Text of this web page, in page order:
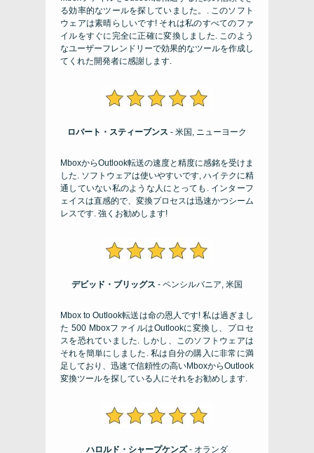
る効率的なツールを探していました。. このソフト
ウェアは素晴らしいです! それは私のすべてのファ
イルをすぐに完全に正確に変換しました. このよう
なユーザーフレンドリーで効果的なツールを作成し
てくれた開発者に感謝します.
ロバート・スティーブンス - 米国, ニューヨーク
MboxからOutlook転送の速度と精度に感銘を受けま
した. ソフトウェアは使いやすいです, ハイテクに精
通していない私のような人にとっても. インターフ
ェイスは直感的で、変換プロセスは迅速かつシーム
レスです. 強くお勧めします!
デビッド・ブリッグス - ペンシルバニア, 米国
Mbox to Outlook転送は命の恩人です! 私は過ぎまし
た 500 MboxファイルはOutlookに変換し、プロセ
スを恐れていました. しかし、このソフトウェアは
それを簡単にしました. 私は自分の購入に非常に満
足しており、迅速で信頼性の高いMboxからOutlook
変換ツールを探している人にそれをお勧めします.
ハロルド・シャープケンズ- オランダ